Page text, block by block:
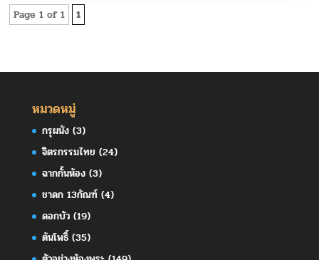
Page 1 of 1 1
หมวดหมู่
กรุผนัง(3)
จิตรกรรมไทย (24)
ฉากกั้นห้อง(3)
ชาดก 13กัณฑ์(4)
ดอกบัว(19)
ต้นโพธิ์(35)